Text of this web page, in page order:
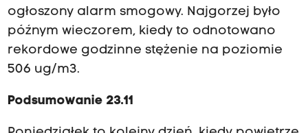
ogłoszony alarm smogowy. Najgorzej było
późnym wieczorem, kiedy to odnotowano
rekordowe godzinne stężenie na poziomie
506 ug/m3.
Podsumowanie 23.11